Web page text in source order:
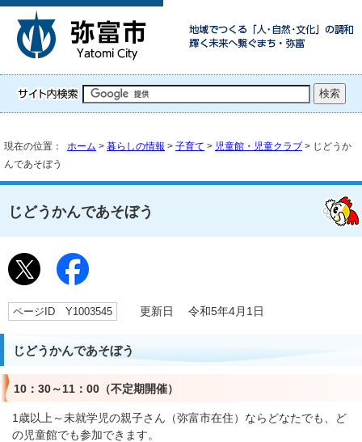
現在の位置： ホーム > 暮らしの情報 > 子育て > 児童館・児童クラブ > じどうか
んであそぼう
じどうかんであそぼう
ページID Y1003545 更新日 令和5年4月1日
じどうかんであそぼう
10：30～11：00（不定期開催）
1歳以上～未就学児の親子さん（弥富市在住）ならどなたでも、ど
の児童館でも参加できます。